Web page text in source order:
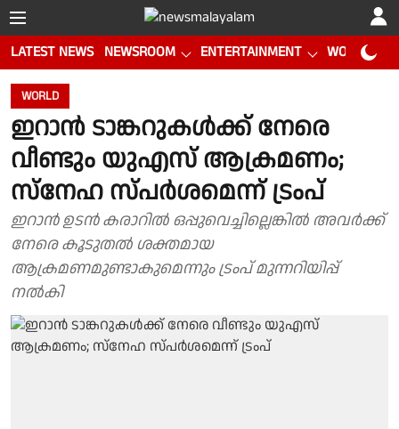
LATEST NEWS NEWSROOM ENTERTAINMENT WORLD CUP
WORLD
ഇറാൻ ടാങ്കറുകൾക്ക് നേരെ
വീണ്ടും യുഎസ് ആക്രമണം;
സ്നേഹ സ്പർശമെന്ന് ട്രംപ്
ഇറാൻ ഉടൻ കരാറിൽ ഒപ്പുവെച്ചില്ലെങ്കിൽ അവർക്ക്
നേരെ കൂടുതൽ ശക്തമായ
ആക്രമണമുണ്ടാകുമെന്നും ട്രംപ് മുന്നറിയിപ്പ്
നൽകി